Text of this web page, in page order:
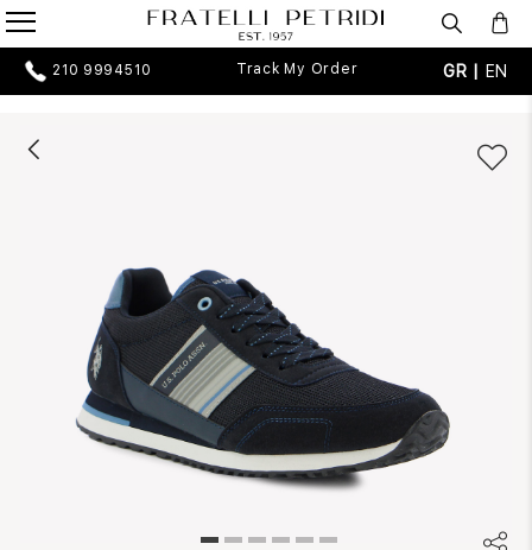
210 9994510 Track My Order GR | EN